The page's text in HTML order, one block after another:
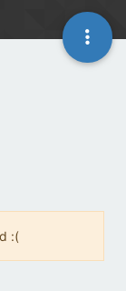
:(